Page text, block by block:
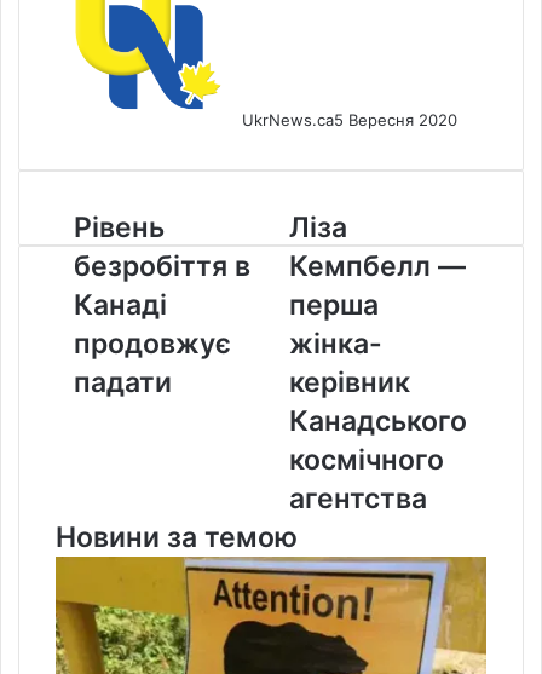
UkrNews.ca5 Вересня 2020
Рівень
безробіття
в
Канаді
продовжує
падати
Рівень
безробіття в
Канаді
продовжує
падати
Ліза
Кемпбелл
—
перша
жінка-
керівник
Канадського
космічного
агентства
Ліза
Кемпбелл —
перша
жінка-
керівник
Канадського
космічного
агентства
Новини за темою